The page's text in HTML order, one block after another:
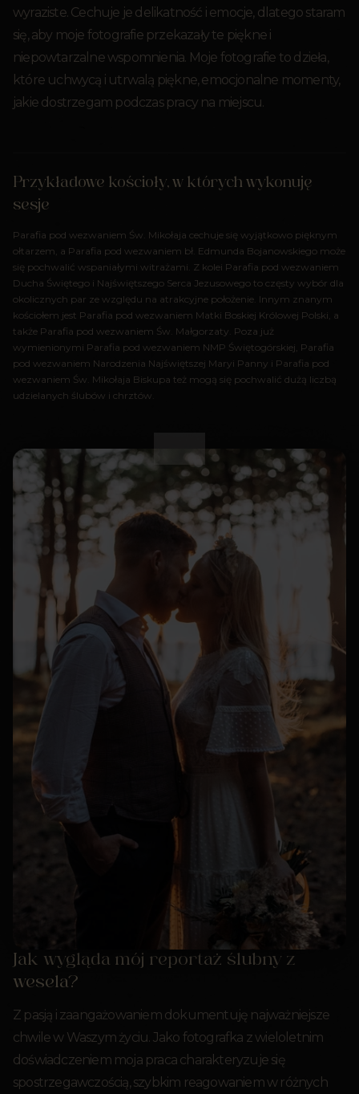
wyraziste. Cechuje je delikatność i emocje, dlatego staram
się, aby moje fotografie przekazały te piękne i
niepowtarzalne wspomnienia. Moje fotografie to dzieła,
które uchwycą i utrwalą piękne, emocjonalne momenty,
jakie dostrzegam podczas pracy na miejscu.
Przykładowe kościoły, w których wykonuję
sesje
Parafia pod wezwaniem Św. Mikołaja cechuje się wyjątkowo pięknym
ołtarzem, a Parafia pod wezwaniem bł. Edmunda Bojanowskiego może
się pochwalić wspaniałymi witrażami. Z kolei Parafia pod wezwaniem
Ducha Świętego i Najświętszego Serca Jezusowego to częsty wybór dla
okolicznych par ze względu na atrakcyjne położenie. Innym znanym
kościołem jest Parafia pod wezwaniem Matki Boskiej Królowej Polski, a
także Parafia pod wezwaniem Św. Małgorzaty. Poza już
wymienionymi Parafia pod wezwaniem NMP Świętogórskiej, Parafia
pod wezwaniem Narodzenia Najświętszej Maryi Panny i Parafia pod
wezwaniem Św. Mikołaja Biskupa też mogą się pochwalić dużą liczbą
udzielanych ślubów i chrztów.
Jak wygląda mój reportaż ślubny z
wesela?
Z pasją i zaangażowaniem dokumentuję najważniejsze
chwile w Waszym życiu. Jako fotografka z wieloletnim
doświadczeniem moja praca charakteryzuje się
spostrzegawczością, szybkim reagowaniem w różnych